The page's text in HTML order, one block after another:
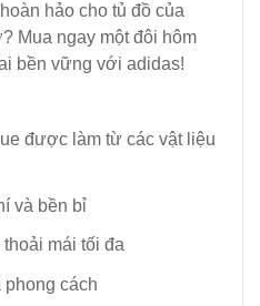
hảo cho tủ đồ của
Mua ngay một đôi hôm
bền vững với adidas!
được làm từ các vật liệu
và bền bỉ
mái tối đa
phong cách